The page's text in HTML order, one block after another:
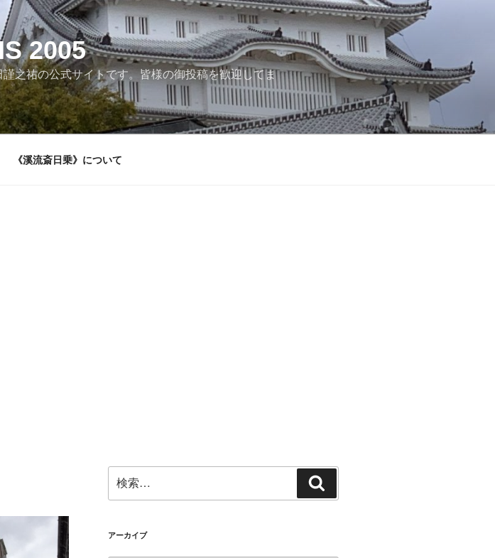
2005
之祐の公式サイトです。皆様の御投稿を歓迎してま
《溪流斎日乗》について
索:
索
アーカイブ